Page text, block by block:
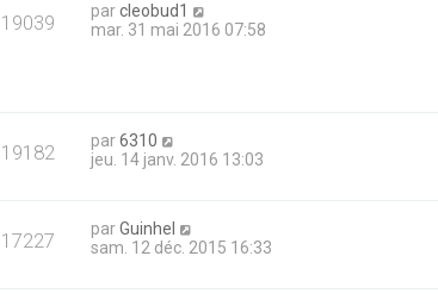
19039 parcleobud1
mar. 31 mai 2016 07:58
19182 par6310
jeu. 14 janv. 2016 13:03
17227 parGuinhel
sam. 12 déc. 2015 16:33